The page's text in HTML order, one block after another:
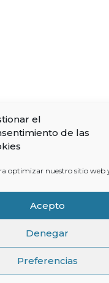
el
de las
optimizar nuestro sitio web
Acepto
Denegar
Preferencias